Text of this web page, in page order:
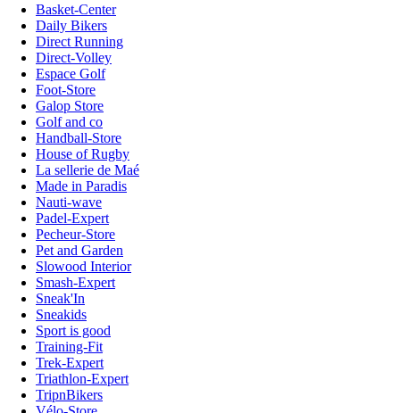
Basket-Center
Daily Bikers
Direct Running
Direct-Volley
Espace Golf
Foot-Store
Galop Store
Golf and co
Handball-Store
House of Rugby
La sellerie de Maé
Made in Paradis
Nauti-wave
Padel-Expert
Pecheur-Store
Pet and Garden
Slowood Interior
Smash-Expert
Sneak'In
Sneakids
Sport is good
Training-Fit
Trek-Expert
Triathlon-Expert
TripnBikers